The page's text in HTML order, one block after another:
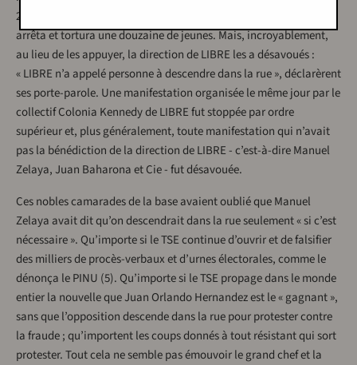
26 et 27 novembre. Ils furent durement réprimés par la police, qui
arrêta et tortura une douzaine de jeunes. Mais, incroyablement,
au lieu de les appuyer, la direction de LIBRE les a désavoués :
« LIBRE n’a appelé personne à descendre dans la rue », déclarèrent
ses porte-parole. Une manifestation organisée le même jour par le
collectif Colonia Kennedy de LIBRE fut stoppée par ordre
supérieur et, plus généralement, toute manifestation qui n’avait
pas la bénédiction de la direction de LIBRE - c’est-à-dire Manuel
Zelaya, Juan Baharona et Cie - fut désavouée.
Ces nobles camarades de la base avaient oublié que Manuel
Zelaya avait dit qu’on descendrait dans la rue seulement « si c’est
nécessaire ». Qu’importe si le TSE continue d’ouvrir et de falsifier
des milliers de procès-verbaux et d’urnes électorales, comme le
dénonça le PINU (5). Qu’importe si le TSE propage dans le monde
entier la nouvelle que Juan Orlando Hernandez est le « gagnant »,
sans que l’opposition descende dans la rue pour protester contre
la fraude ; qu’importent les coups donnés à tout résistant qui sort
protester. Tout cela ne semble pas émouvoir le grand chef et la